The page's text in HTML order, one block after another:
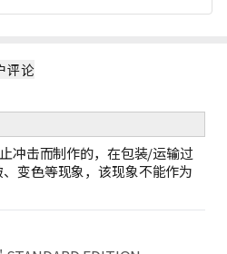
评论
冲击而制作的，在包装/运输过
变色等现象，该现象不能作为